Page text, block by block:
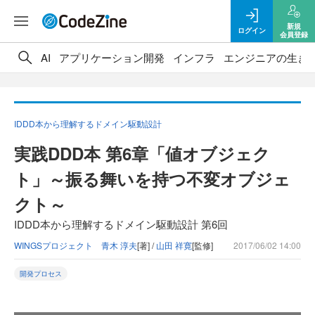
ログイン
新規
会員登録
AI アプリケーション開発 インフラ エンジニアの生き
IDDD本から理解するドメイン駆動設計
実践DDD本 第6章「値オブジェク
ト」～振る舞いを持つ不変オブジェ
クト～
IDDD本から理解するドメイン駆動設計 第6回
WINGSプロジェクト 青木 淳夫[著] /山田 祥寛[監修] 2017/06/02 14:00
開発プロセス